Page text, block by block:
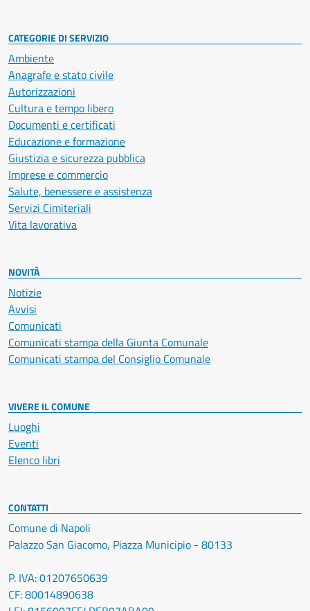
CATEGORIE DI SERVIZIO
Ambiente
Anagrafe e stato civile
Autorizzazioni
Cultura e tempo libero
Documenti e certificati
Educazione e formazione
Giustizia e sicurezza pubblica
Imprese e commercio
Salute, benessere e assistenza
Servizi Cimiteriali
Vita lavorativa
NOVITÀ
Notizie
Avvisi
Comunicati
Comunicati stampa della Giunta Comunale
Comunicati stampa del Consiglio Comunale
VIVERE IL COMUNE
Luoghi
Eventi
Elenco libri
CONTATTI
Comune di Napoli
Palazzo San Giacomo, Piazza Municipio - 80133
P. IVA: 01207650639
CF: 80014890638